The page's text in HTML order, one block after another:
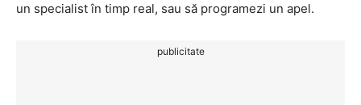
un specialist în timp real, sau să programezi un apel.
publicitate